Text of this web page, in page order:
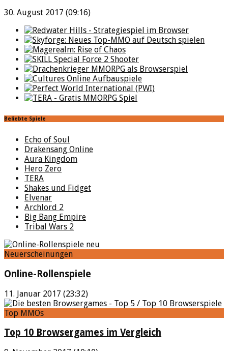
30. August 2017 (09:16)
Beliebte Spiele
Echo of Soul
Drakensang Online
Aura Kingdom
Hero Zero
TERA
Shakes und Fidget
Elvenar
Archlord 2
Big Bang Empire
Tribal Wars 2
Neuerscheinungen
Online-Rollenspiele
11. Januar 2017 (23:32)
Top MMOs
Top 10 Browsergames im Vergleich